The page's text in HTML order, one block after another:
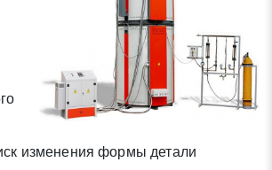
изменения формы детали
«Отправить заявку» Вы даете согласие
персональных данных в соответствии со
закона от 27 июля 2006 г. N 152-ФЗ
данных», а также соглашаетесь на
рассылку по средством e-mail или СМС